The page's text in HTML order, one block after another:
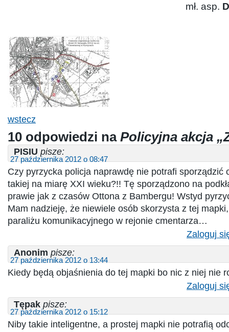
mł. asp.
wstecz
10 odpowiedzi na Policyjna akcja
PISIU pisze:
27 października 2012 o 08:47
Czy pyrzycka policja naprawdę nie potrafi sporządzić
takiej na miarę XXI wieku?!! Tę sporządzono na
prawie jak z czasów Ottona z Bambergu! Wstyd
Mam nadzieję, że niewiele osób skorzysta z tej
paraliżu komunikacyjnego w rejonie cmentarza…
Zaloguj
Anonim pisze:
27 października 2012 o 13:44
Kiedy będą objaśnienia do tej mapki bo nic z niej nie
Zaloguj
Tępak pisze:
27 października 2012 o 15:12
Niby takie inteligentne, a prostej mapki nie potrafią